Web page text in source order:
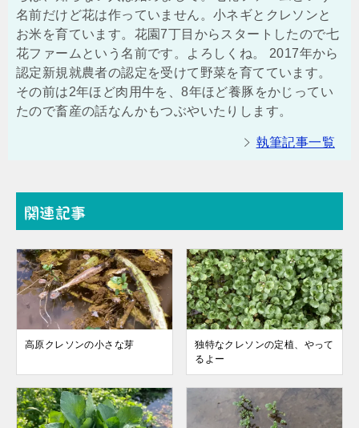
名前だけど花は作っていません。小ネギとクレソンと
お米を育ています。花園7丁目からスタートしたので七
花ファームという名前です。よろしくね。 2017年から
認定新規就農者の認定を受けて野菜を育てています。
その前は2年ほど肉用牛を、8年ほど養豚をかじってい
たので畜産の話なんかもつぶやいたりします。
執筆記事一覧
関連記事
高原クレソンの小さな芽
独特なクレソンの定植、やって
るよー